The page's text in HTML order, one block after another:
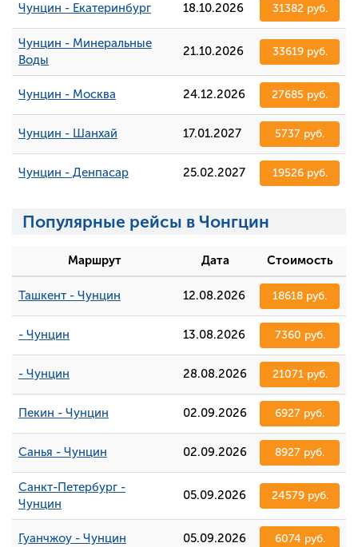
Чунцин - Екатеринбург 18.10.2026 31382 руб.
Чунцин - Минеральные
Воды
21.10.2026 33619 руб.
Чунцин - Москва 24.12.2026 27685 руб.
Чунцин - Шанхай 17.01.2027 5737 руб.
Чунцин - Денпасар 25.02.2027 19526 руб.
Популярные рейсы в Чонгцин
Маршрут Дата Стоимость
Ташкент - Чунцин 12.08.2026 18618 руб.
- Чунцин 13.08.2026 7360 руб.
- Чунцин 28.08.2026 21071 руб.
Пекин - Чунцин 02.09.2026 6927 руб.
Санья - Чунцин 02.09.2026 8927 руб.
Санкт-Петербург -
Чунцин
05.09.2026 24579 руб.
Гуанчжоу - Чунцин 05.09.2026 6074 руб.